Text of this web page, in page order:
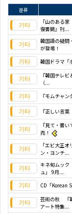
분류
『山のある
復書簡』刊...
韓国語の疑問
が登場！
韓国ドラマ「
『韓国テレ
（...
『モムチャ
『正しい言
『見て・書
売！
「エビ大王
ン・ヨンチ...
キネ旬ムック
ュ」 9月...
CD「Korean
芸術の秋 『
アート特集...